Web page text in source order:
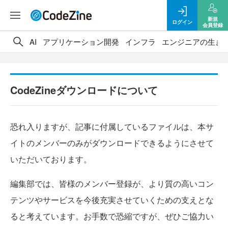
ログイン
新規
会員登録
AI アプリケーション開発 インフラ エンジニアの生き
CodeZineダウンロードについて
恐れ入りますが、記事に付属しているファイルは、本サ
イトのメンバーのみがダウンロードできるようにさせて
いただいております。
編集部では、皆様のメンバー登録が、より質の高いコン
テンツやサービスを今後充実させていくための支えとな
ると考えています。お手数で恐縮ですが、ぜひご協力い